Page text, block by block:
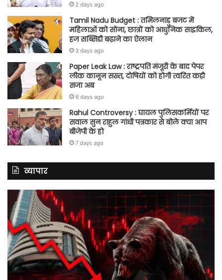
2 days ago
Tamil Nadu Budget : तमिलनाडु बजट में
महिलाओं को सोना, छात्रों को आधुनिक साइकिल,
हज सब्सिडी बढ़ाने का ऐलान
3 days ago
Paper Leak Law : राष्ट्रपति मंजूरी के बाद पेपर
लीक कानून सख्त, दोषियों को होगी त्वरित कड़ी
सजा अब
6 days ago
Rahul Controversy : घायल पुलिसकर्मियों पर
सवाल सुन राहुल गांधी पत्रकार से बोले क्या आप
बीजेपी के हो
7 days ago
व्यापार